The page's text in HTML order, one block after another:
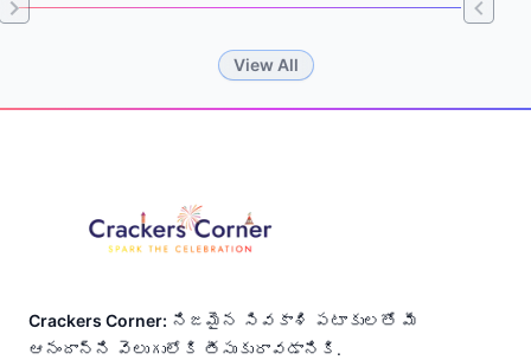
View All
of
Crackers Corner: నిజమైన సివకాశి పటాకులతో మీ
ఆనందాన్ని వెలుగులోకి తీసుకురావడానికి.